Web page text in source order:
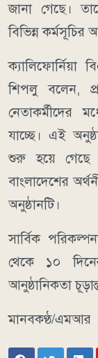
জানা গেছে।
বিভিন্ন
শিপলু বলেন,
নেতাকর্মীদের
যাচ্ছে। এই
শুরু হয়ে গেছে
বাংলাদেশের
অনুষ্ঠানটি।
সার্বিক
থেকে ১০
আনুষ্ঠানিকতা
মানবকণ্ঠ/এমআর